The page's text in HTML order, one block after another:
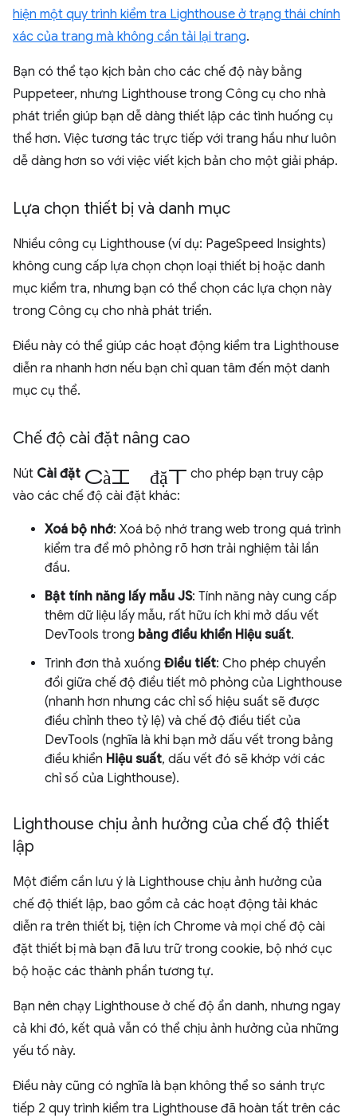
hiện một quy trình kiểm tra Lighthouse ở trạng thái chính
xác của trang mà không cần tải lại trang.
Bạn có thể tạo kịch bản cho các chế độ này bằng
Puppeteer, nhưng Lighthouse trong Công cụ cho nhà
phát triển giúp bạn dễ dàng thiết lập các tình huống cụ
thể hơn. Việc tương tác trực tiếp với trang hầu như luôn
dễ dàng hơn so với việc viết kịch bản cho một giải pháp.
Lựa chọn thiết bị và danh mục
Nhiều công cụ Lighthouse (ví dụ: PageSpeed Insights)
không cung cấp lựa chọn chọn loại thiết bị hoặc danh
mục kiểm tra, nhưng bạn có thể chọn các lựa chọn này
trong Công cụ cho nhà phát triển.
Điều này có thể giúp các hoạt động kiểm tra Lighthouse
diễn ra nhanh hơn nếu bạn chỉ quan tâm đến một danh
mục cụ thể.
Chế độ cài đặt nâng cao
Nút Cài đặt cài đặt cho phép bạn truy cập
vào các chế độ cài đặt khác:
Xoá bộ nhớ: Xoá bộ nhớ trang web trong quá trình
kiểm tra để mô phỏng rõ hơn trải nghiệm tải lần
đầu.
Bật tính năng lấy mẫu JS: Tính năng này cung cấp
thêm dữ liệu lấy mẫu, rất hữu ích khi mở dấu vết
DevTools trong bảng điều khiển Hiệu suất.
Trình đơn thả xuống Điều tiết: Cho phép chuyển
đổi giữa chế độ điều tiết mô phỏng của Lighthouse
(nhanh hơn nhưng các chỉ số hiệu suất sẽ được
điều chỉnh theo tỷ lệ) và chế độ điều tiết của
DevTools (nghĩa là khi bạn mở dấu vết trong bảng
điều khiển Hiệu suất, dấu vết đó sẽ khớp với các
chỉ số của Lighthouse).
Lighthouse chịu ảnh hưởng của chế độ thiết
lập
Một điểm cần lưu ý là Lighthouse chịu ảnh hưởng của
chế độ thiết lập, bao gồm cả các hoạt động tải khác
diễn ra trên thiết bị, tiện ích Chrome và mọi chế độ cài
đặt thiết bị mà bạn đã lưu trữ trong cookie, bộ nhớ cục
bộ hoặc các thành phần tương tự.
Bạn nên chạy Lighthouse ở chế độ ẩn danh, nhưng ngay
cả khi đó, kết quả vẫn có thể chịu ảnh hưởng của những
yếu tố này.
Điều này cũng có nghĩa là bạn không thể so sánh trực
tiếp 2 quy trình kiểm tra Lighthouse đã hoàn tất trên các